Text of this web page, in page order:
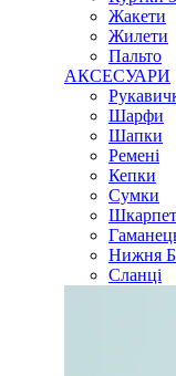
Жакети
Жилети
Пальто
АКСЕСУАРИ
Шарфи
Шапки
Ремені
Кепки
Сумки
Нижня
Сланці